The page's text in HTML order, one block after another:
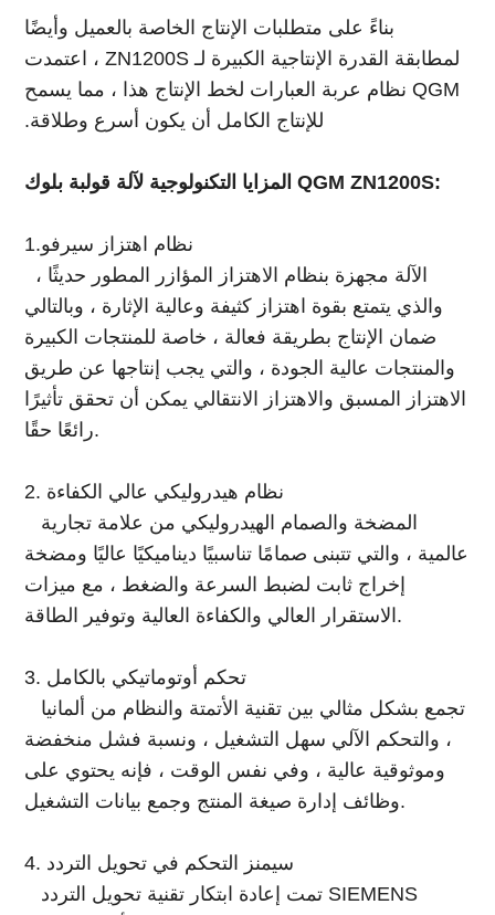
بناءً على متطلبات الإنتاج الخاصة بالعميل وأيضًا
لمطابقة القدرة الإنتاجية الكبيرة لـ ZN1200S ، اعتمدت
QGM نظام عربة العبارات لخط الإنتاج هذا ، مما يسمح
للإنتاج الكامل أن يكون أسرع وطلاقة.
المزايا التكنولوجية لآلة قولبة بلوك QGM ZN1200S:
1.نظام اهتزاز سيرفو
والذي يتمتع بقوة اهتزاز كثيفة وعالية الإثارة ، وبالتالي
ضمان الإنتاج بطريقة فعالة ، خاصة للمنتجات الكبيرة
والمنتجات عالية الجودة ، والتي يجب إنتاجها عن طريق
الاهتزاز المسبق والاهتزاز الانتقالي يمكن أن تحقق تأثيرًا
رائعًا حقًا.
2. نظام هيدروليكي عالي الكفاءة
عالمية ، والتي تتبنى صمامًا تناسبيًا ديناميكيًا عاليًا ومضخة
إخراج ثابت لضبط السرعة والضغط ، مع ميزات
الاستقرار العالي والكفاءة العالية وتوفير الطاقة.
3. تحكم أوتوماتيكي بالكامل
، والتحكم الآلي سهل التشغيل ، ونسبة فشل منخفضة
وموثوقية عالية ، وفي نفس الوقت ، فإنه يحتوي على
وظائف إدارة صيغة المنتج وجمع بيانات التشغيل.
4. سيمنز التحكم في تحويل التردد